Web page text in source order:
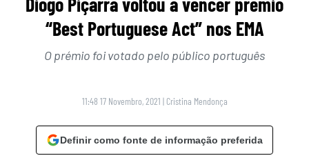
“Best Portuguese Act” nos EMA
O prémio foi votado pelo público português
11:48 17 Novembro, 2021 | Cristina Mendonça
Definir como fonte de informação preferida